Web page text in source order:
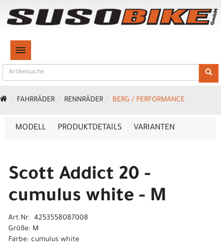
TOGGLE NAVIGATION
FAHRRÄDER RENNRÄDER BERG / PERFORMANCE
MODELL PRODUKTDETAILS VARIANTEN
Scott Addict 20 -
cumulus white - M
Art.Nr. 4253558087008
Größe: M
Farbe: cumulus white